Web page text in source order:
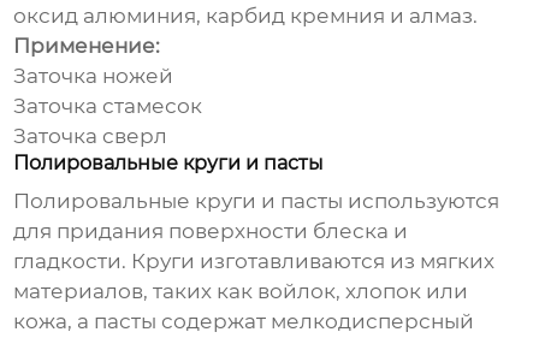
оксид алюминия, карбид кремния и алмаз.
Применение:
Заточка ножей
Заточка стамесок
Заточка сверл
Полировальные круги и пасты
Полировальные круги и пасты используются
для придания поверхности блеска и
гладкости. Круги изготавливаются из мягких
материалов, таких как войлок, хлопок или
кожа, а пасты содержат мелкодисперсный